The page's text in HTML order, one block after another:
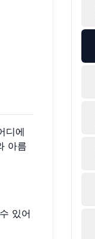
디에
아름
있어